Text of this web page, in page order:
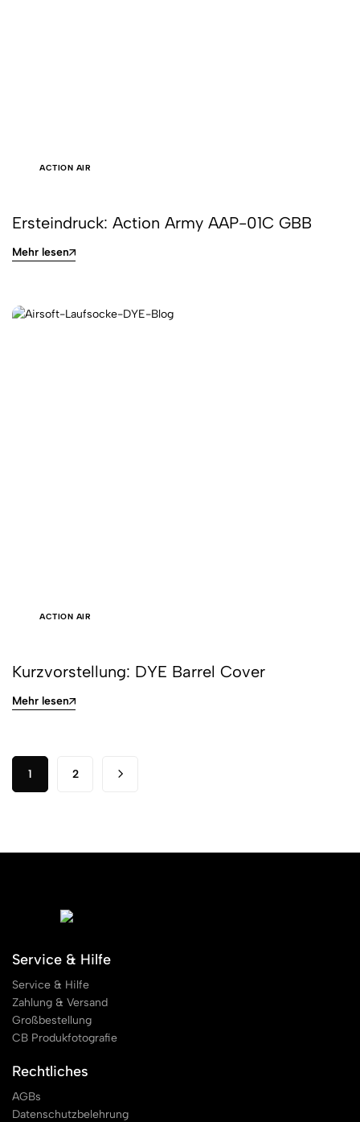
ACTION AIR
Ersteindruck: Action Army AAP-01C GBB
Mehr lesen
ACTION AIR
Kurzvorstellung: DYE Barrel Cover
Mehr lesen
1 2
Service & Hilfe
Service & Hilfe
Zahlung & Versand
Großbestellung
CB Produkfotografie
Rechtliches
AGBs
Datenschutzbelehrung